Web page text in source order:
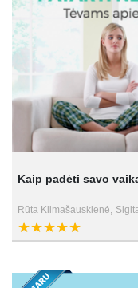
Kaip padėti savo
Rūta Klimašauskienė,